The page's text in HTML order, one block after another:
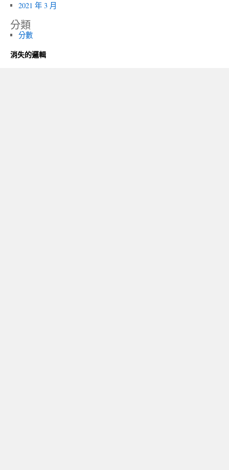
2021 年 3 月
分類
分數
消失的邏輯